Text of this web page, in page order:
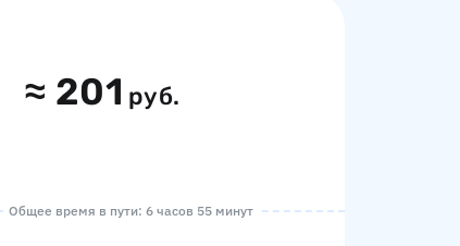
≈ 201 руб.
Общее время в пути: 6 часов 55 минут